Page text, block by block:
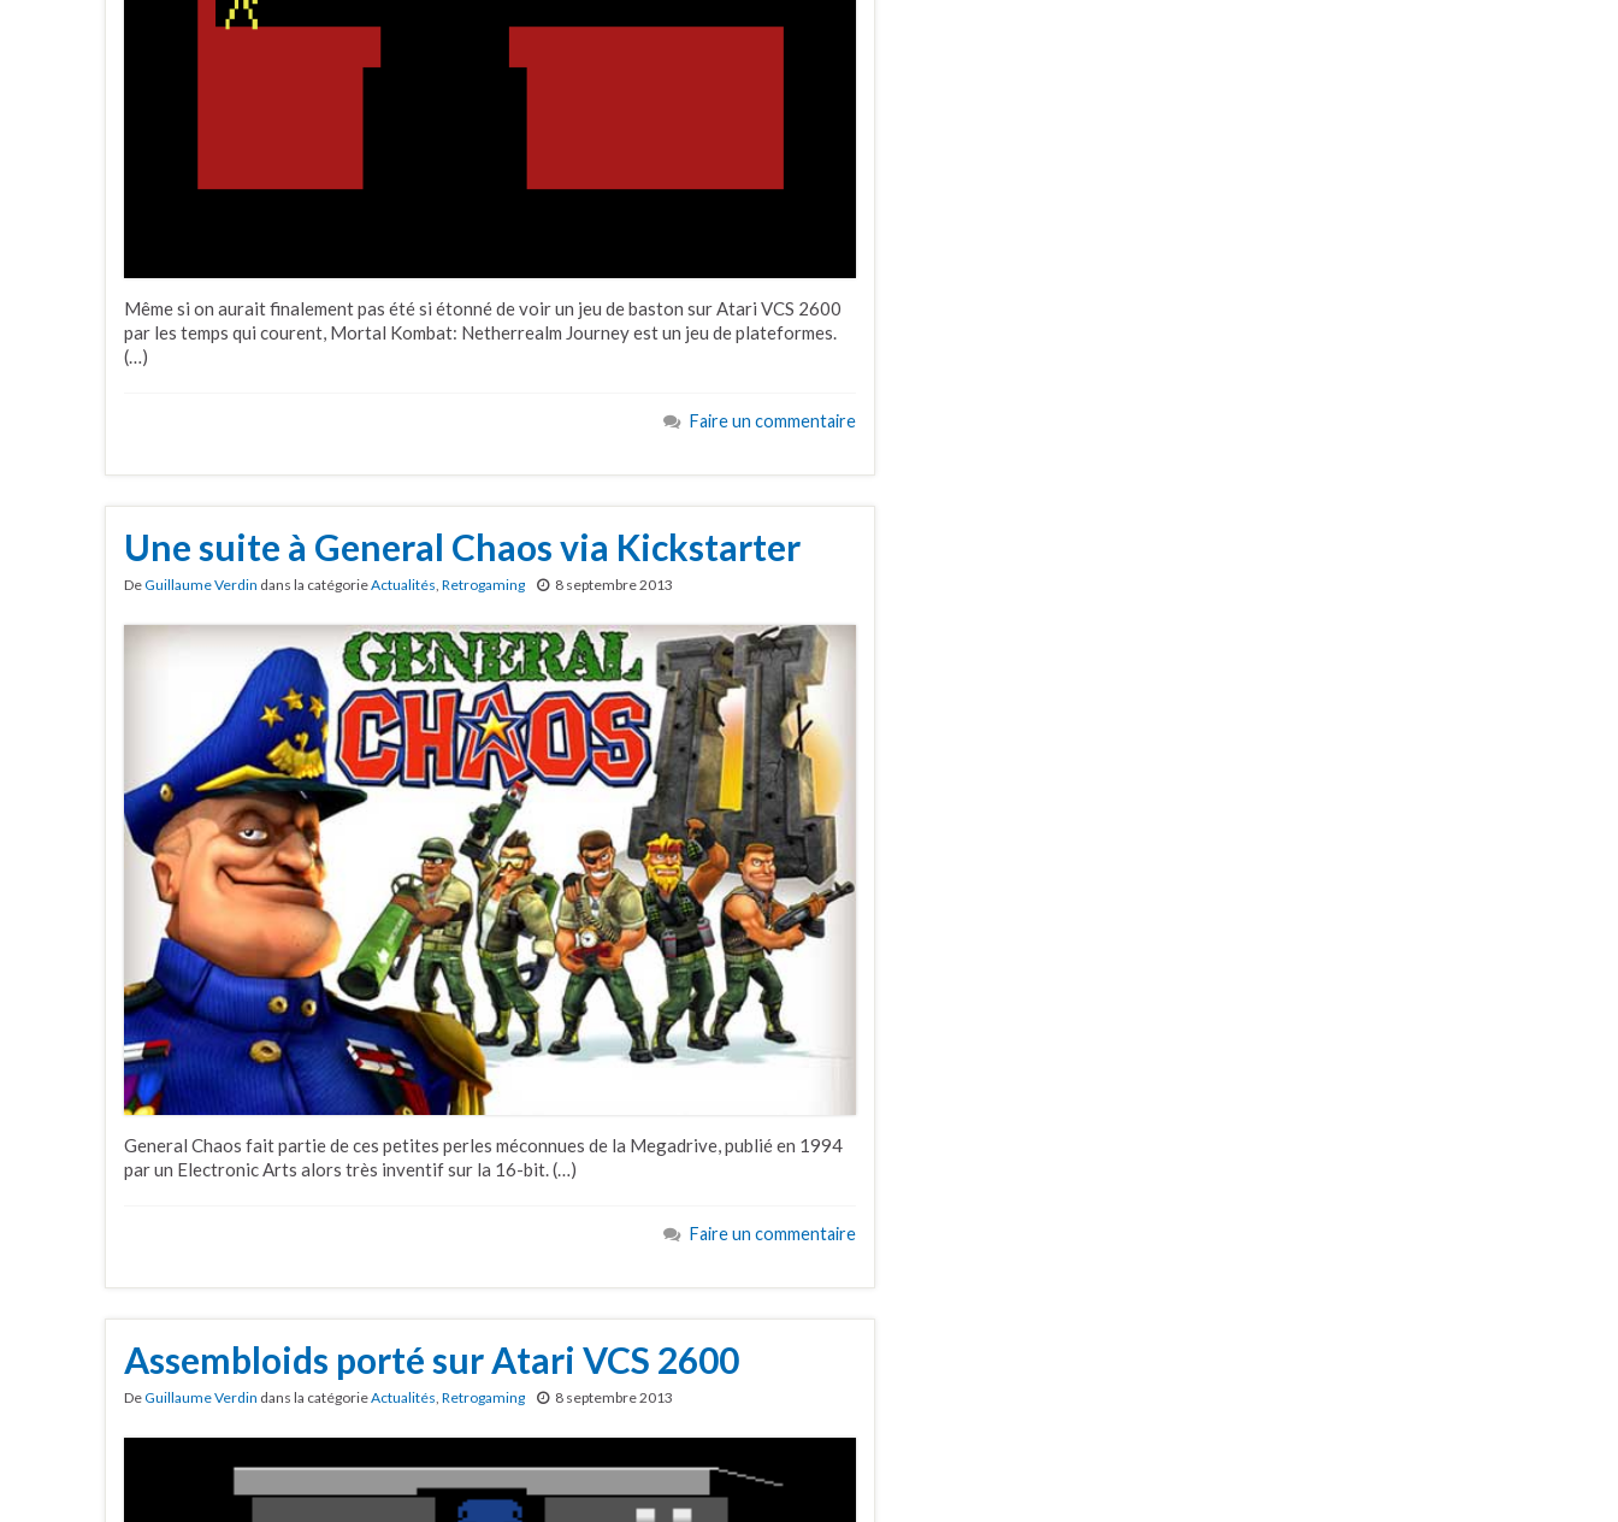
Même si on aurait finalement pas été si étonné de voir un jeu de baston sur Atari VCS 2600
par les temps qui courent, Mortal Kombat: Netherrealm Journey est un jeu de plateformes.
(…)
Faire un commentaire
Une suite à General Chaos via Kickstarter
DeGuillaume Verdin dans la catégorieActualités, Retrogaming 8 septembre 2013
General Chaos fait partie de ces petites perles méconnues de la Megadrive, publié en 1994
par un Electronic Arts alors très inventif sur la 16-bit. (…)
Faire un commentaire
Assembloids porté sur Atari VCS 2600
DeGuillaume Verdin dans la catégorieActualités, Retrogaming 8 septembre 2013